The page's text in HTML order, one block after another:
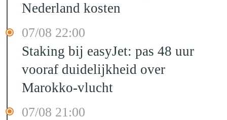
Nederland kosten
07/08 22:00
Staking bij easyJet: pas 48 uur
vooraf duidelijkheid over
Marokko-vlucht
07/08 21:00